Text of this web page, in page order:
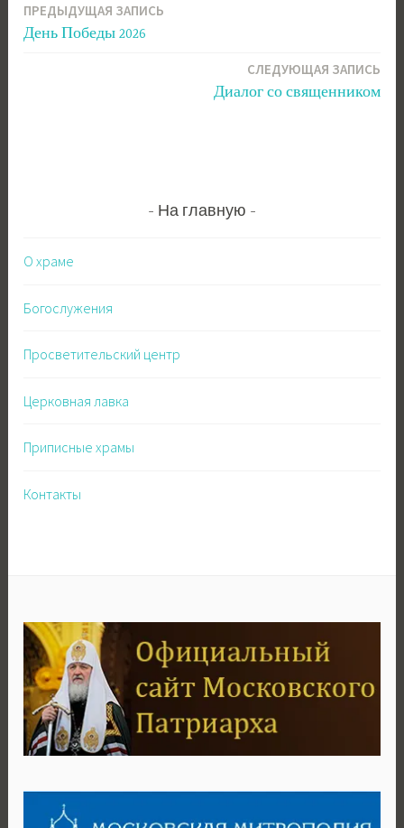
Навигация
по
ПРЕДЫДУЩАЯ ЗАПИСЬ
День Победы 2026
СЛЕДУЮЩАЯ ЗАПИСЬ
Диалог со священником
На главную
О храме
Богослужения
Просветительский центр
Церковная лавка
Приписные храмы
Контакты